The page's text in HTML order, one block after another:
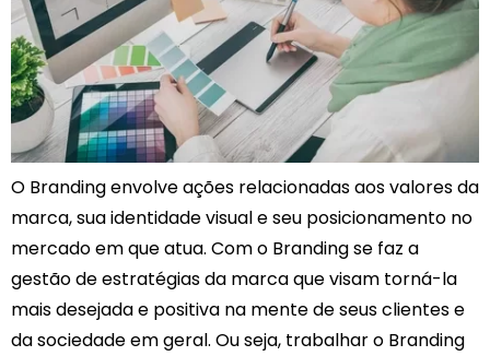
O Branding envolve ações relacionadas aos valores da
marca, sua identidade visual e seu posicionamento no
mercado em que atua. Com o Branding se faz a
gestão de estratégias da marca que visam torná-la
mais desejada e positiva na mente de seus clientes e
da sociedade em geral. Ou seja, trabalhar o Branding